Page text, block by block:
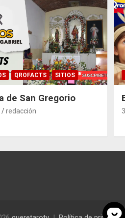
QROFACTS SITIOS
de San Gregorio
redacción